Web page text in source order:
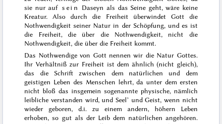
sie nur auf sein
Daseyn als das Seine geht, wäre keine
Kreatur. Also durch die Freiheit überwindet Gott die
Nothwendigkeit seiner Natur in der Schöpfung, und es ist
die Freiheit, die über die Nothwendigkeit, nicht die
Nothwendigkeit, die über die Freiheit kommt.
Das Nothwendige von Gott nennen wir die Natur Gottes.
Ihr Verhältniß zur Freiheit ist dem ähnlich (nicht gleich),
das die Schrift zwischen dem natürlichen und dem
geistigen Leben des Menschen lehrt, da unter dem ersten
nicht bloß das insgemein sogenannte physische, nämlich
leibliche verstanden wird, und Seel’ und Geist, wenn nicht
wieder geboren, d.i. zu einem andern, höhern Leben
erhoben, so gut als der Leib dem natürlichen angehören.